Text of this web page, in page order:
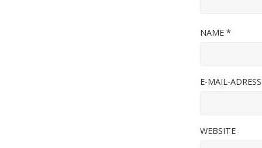
NAME *
E-MAIL-
WEBSITE